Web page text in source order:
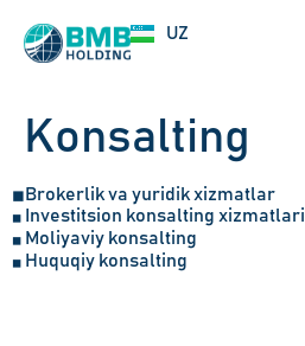
UZ
EN
Konsalting
◼ Brokerlik va yuridik xizmatlar
◼ Investitsion konsalting xizmatlari
◼ Moliyaviy konsalting
◼ Huquqiy konsalting